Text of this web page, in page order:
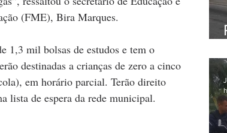
(FME), Bira Marques.
1,3 mil bolsas de estudos e tem o
destinadas a crianças de zero a cinco
em horário parcial. Terão direito
lista de espera da rede municipal.